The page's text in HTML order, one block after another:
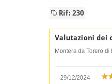
Rif: 230
Valutazioni dei
Montera da Torero di
29/12/2024